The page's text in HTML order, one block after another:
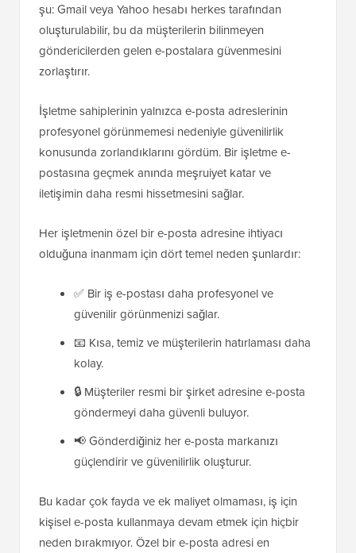
şu: Gmail veya Yahoo hesabı herkes tarafından
oluşturulabilir, bu da müşterilerin bilinmeyen
göndericilerden gelen e-postalara güvenmesini
zorlaştırır.
İşletme sahiplerinin yalnızca e-posta adreslerinin
profesyonel görünmemesi nedeniyle güvenilirlik
konusunda zorlandıklarını gördüm. Bir işletme e-
postasına geçmek anında meşruiyet katar ve
iletişimin daha resmi hissetmesini sağlar.
Her işletmenin özel bir e-posta adresine ihtiyacı
olduğuna inanmam için dört temel neden şunlardır:
✅ Bir iş e-postası daha profesyonel ve
güvenilir görünmenizi sağlar.
📧 Kısa, temiz ve müşterilerin hatırlaması daha
kolay.
🔒 Müşteriler resmi bir şirket adresine e-posta
göndermeyi daha güvenli buluyor.
📢 Gönderdiğiniz her e-posta markanızı
güçlendirir ve güvenilirlik oluşturur.
Bu kadar çok fayda ve ek maliyet olmaması, iş için
kişisel e-posta kullanmaya devam etmek için hiçbir
neden bırakmıyor. Özel bir e-posta adresi en